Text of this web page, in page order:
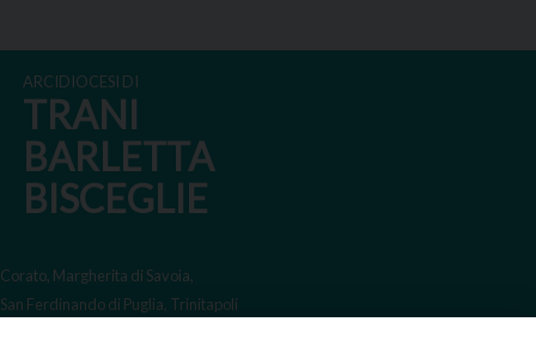
ARCIDIOCESI DI
TRANI
BARLETTA
BISCEGLIE
Corato, Margherita di Savoia,
San Ferdinando di Puglia, Trinitapoli